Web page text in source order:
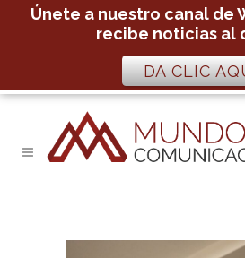
Únete a nuestro canal de
recibe noticias al
DA CLIC